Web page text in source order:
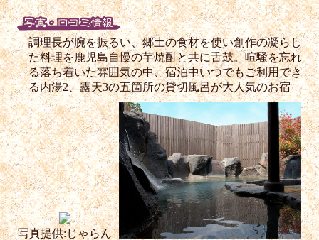
調理長が腕を振るい、郷土の食材を使い創作の凝らし
た料理を鹿児島自慢の芋焼酎と共に舌鼓。喧騒を忘れ
る落ち着いた雰囲気の中、宿泊中いつでもご利用でき
る内湯2、露天3の五箇所の貸切風呂が大人気のお宿
写真提供:じゃらん